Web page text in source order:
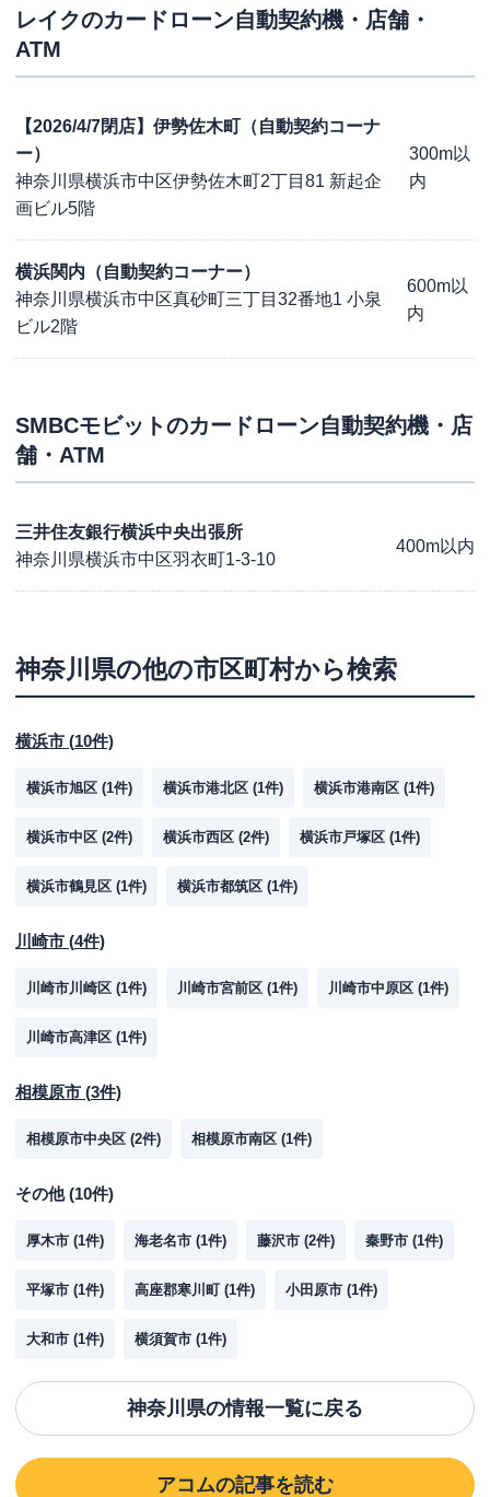
レイクのカードローン自動契約機・店舗・
ATM
【2026/4/7閉店】伊勢佐木町（自動契約コーナ
ー）
神奈川県横浜市中区伊勢佐木町2丁目81 新起企
画ビル5階
300m以
内
横浜関内（自動契約コーナー）
神奈川県横浜市中区真砂町三丁目32番地1 小泉
ビル2階
600m以
内
SMBCモビットのカードローン自動契約機・店
舗・ATM
三井住友銀行横浜中央出張所
神奈川県横浜市中区羽衣町1-3-10
400m以内
神奈川県の他の市区町村から検索
横浜市 (10件)
横浜市旭区 (1件) 横浜市港北区 (1件) 横浜市港南区 (1件)
横浜市中区 (2件) 横浜市西区 (2件) 横浜市戸塚区 (1件)
横浜市鶴見区 (1件) 横浜市都筑区 (1件)
川崎市 (4件)
川崎市川崎区 (1件) 川崎市宮前区 (1件) 川崎市中原区 (1件)
川崎市高津区 (1件)
相模原市 (3件)
相模原市中央区 (2件) 相模原市南区 (1件)
その他(10件)
厚木市 (1件) 海老名市 (1件) 藤沢市 (2件) 秦野市 (1件)
平塚市 (1件) 高座郡寒川町 (1件) 小田原市 (1件)
大和市 (1件) 横須賀市 (1件)
神奈川県の情報一覧に戻る
アコムの記事を読む